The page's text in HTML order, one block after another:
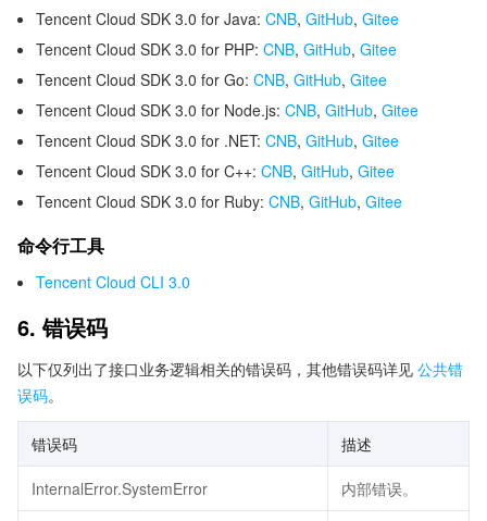
Tencent Cloud SDK 3.0 for Java: CNB, GitHub, Gitee
Tencent Cloud SDK 3.0 for PHP: CNB, GitHub, Gitee
Tencent Cloud SDK 3.0 for Go: CNB, GitHub, Gitee
Tencent Cloud SDK 3.0 for Node.js: CNB, GitHub, Gitee
Tencent Cloud SDK 3.0 for .NET: CNB, GitHub, Gitee
Tencent Cloud SDK 3.0 for C++: CNB, GitHub, Gitee
Tencent Cloud SDK 3.0 for Ruby: CNB, GitHub, Gitee
命令行工具
Tencent Cloud CLI 3.0
6. 错误码
以下仅列出了接口业务逻辑相关的错误码，其他错误码详见 公共错
误码。
错误码 描述
InternalError.SystemError 内部错误。